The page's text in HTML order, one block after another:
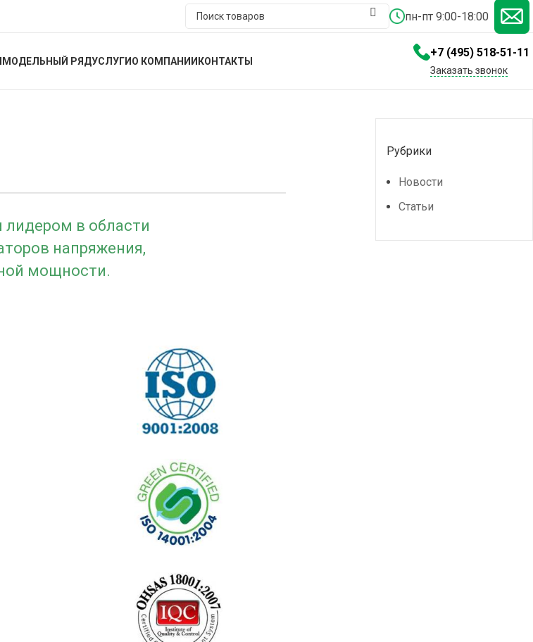
пн-пт 9:00-18:00
МОДЕЛЬНЫЙ РЯДУСЛУГИ О КОМПАНИИ КОНТАКТЫ
+7 (495) 518-51-11
Заказать звонок
лидером в области
напряжения,
мощности.
Рубрики
Новости
Статьи